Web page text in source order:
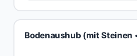
Bodenaushub (mit Steinen